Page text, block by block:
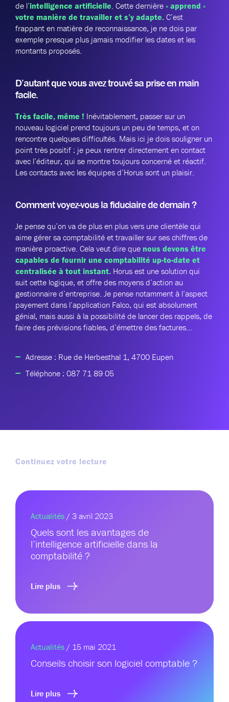
de l’intelligence artificielle. Cette dernière « apprend »
votre manière de travailler et s’y adapte. C’est
frappant en matière de reconnaissance, je ne dois par
exemple presque plus jamais modifier les dates et les
montants proposés.
D’autant que vous avez trouvé sa prise en main
facile.
Très facile, même ! Inévitablement, passer sur un
nouveau logiciel prend toujours un peu de temps, et on
rencontre quelques difficultés. Mais ici je dois souligner un
point très positif : je peux rentrer directement en contact
avec l’éditeur, qui se montre toujours concerné et réactif.
Les contacts avec les équipes d’Horus sont un plaisir.
Comment voyez-vous la fiduciaire de demain ?
Je pense qu’on va de plus en plus vers une clientèle qui
aime gérer sa comptabilité et travailler sur ses chiffres de
manière proactive. Cela veut dire que nous devons être
capables de fournir une comptabilité up-to-date et
centralisée à tout instant. Horus est une solution qui
suit cette logique, et offre des moyens d’action au
gestionnaire d’entreprise. Je pense notamment à l’aspect
payement dans l’application Falco, qui est absolument
génial, mais aussi à la possibilité de lancer des rappels, de
faire des prévisions fiables, d’émettre des factures…
Adresse : Rue de Herbesthal 1, 4700 Eupen
Téléphone : 087 71 89 05
Continuez votre lecture
Actualités / 3 avril 2023
Quels sont les avantages de
l’intelligence artificielle dans la
comptabilité ?
Lire plus
Actualités / 15 mai 2021
Conseils choisir son logiciel comptable ?
Lire plus